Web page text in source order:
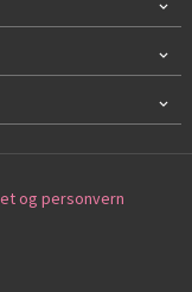
og personvern